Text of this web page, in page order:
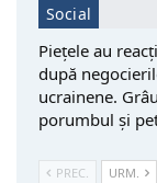
Social
Piețele au
după
ucrainene.
porumbul și
PREC. URM.